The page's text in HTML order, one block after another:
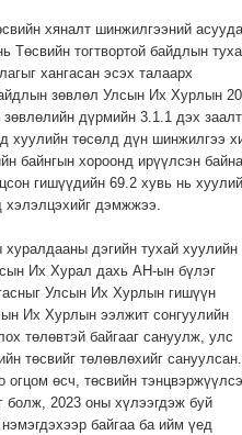
хяналт шинжилгээний
Төсвийн тогтвортой байдлын
хангасан эсэх талаарх
зөвлөл Улсын Их Хурлын
зөвлөлийн дүрмийн 3.1.1 дэх
хуулийн төсөлд дүн шинжилгээ
байнгын хороонд ирүүлсэн
гишүүдийн 69.2 хувь нь
хэлэлцэхийг дэмжжээ.
дэгийн тухай хуулийн
Их Хурал дахь АН-ын бүлэг
Улсын Их Хурлын гишүүн
Их Хурлын ээлжит сонгуулийн
төлөвтэй байгааг сануулж, улс
төсвийг төлөвлөхийг сануулсан.
өсч, төсвийн
болж, 2023 оны хүлээгдэж буй
байгаа ба ийм үед